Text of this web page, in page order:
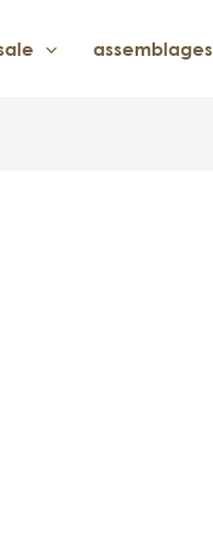
assemblages